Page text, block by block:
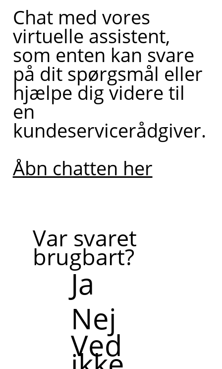
Chat med vores
virtuelle assistent,
som enten kan svare
på dit spørgsmål eller
hjælpe dig videre til
en
kundeservicerådgiver.
Åbn chatten her
Var svaret
brugbart?
Ja
Nej
Ved